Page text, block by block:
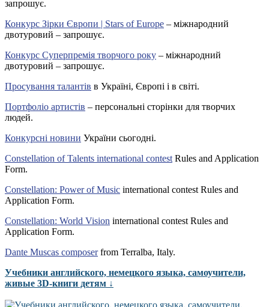
запрошує.
Конкурс Зірки Європи | Stars of Europe – міжнародний
двотуровий – запрошує.
Конкурс Суперпремія творчого року – міжнародний
двотуровий – запрошує.
Просування талантів в Україні, Європі і в світі.
Портфоліо артистів – персональні сторінки для творчих
людей.
Конкурсні новини України сьогодні.
Constellation of Talents international contest Rules and Application
Form.
Constellation: Power of Music international contest Rules and
Application Form.
Constellation: World Vision international contest Rules and
Application Form.
Dante Muscas composerfrom Terralba, Italy.
Учебники английского, немецкого языка, самоучители,
живые 3D-книги детям ↓